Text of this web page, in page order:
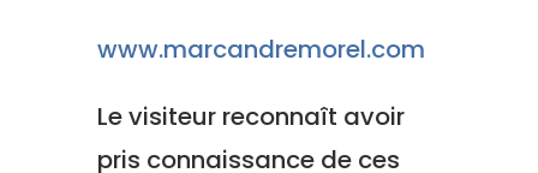
www.marcandremorel.com
Le visiteur reconnaît avoir
pris connaissance de ces